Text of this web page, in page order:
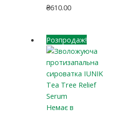
₴610.00
Розпродаж!
Немає в